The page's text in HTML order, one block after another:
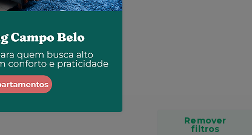
Total R$ 5.423
Remover
filtros